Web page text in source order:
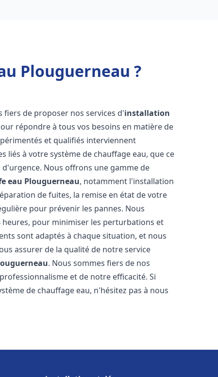
Plouguerneau ?
fiers de proposer nos services d'installation
répondre à tous vos besoins en matière de
et qualifiés interviennent
à votre système de chauffage eau, que ce
Nous offrons une gamme de
eau Plouguerneau, notamment l'installation
de fuites, la remise en état de votre
pour prévenir les pannes. Nous
pour minimiser les perturbations et
sont adaptés à chaque situation, et nous
assurer de la qualité de notre service
. Nous sommes fiers de nos
et de notre efficacité. Si
de chauffage eau, n'hésitez pas à nous